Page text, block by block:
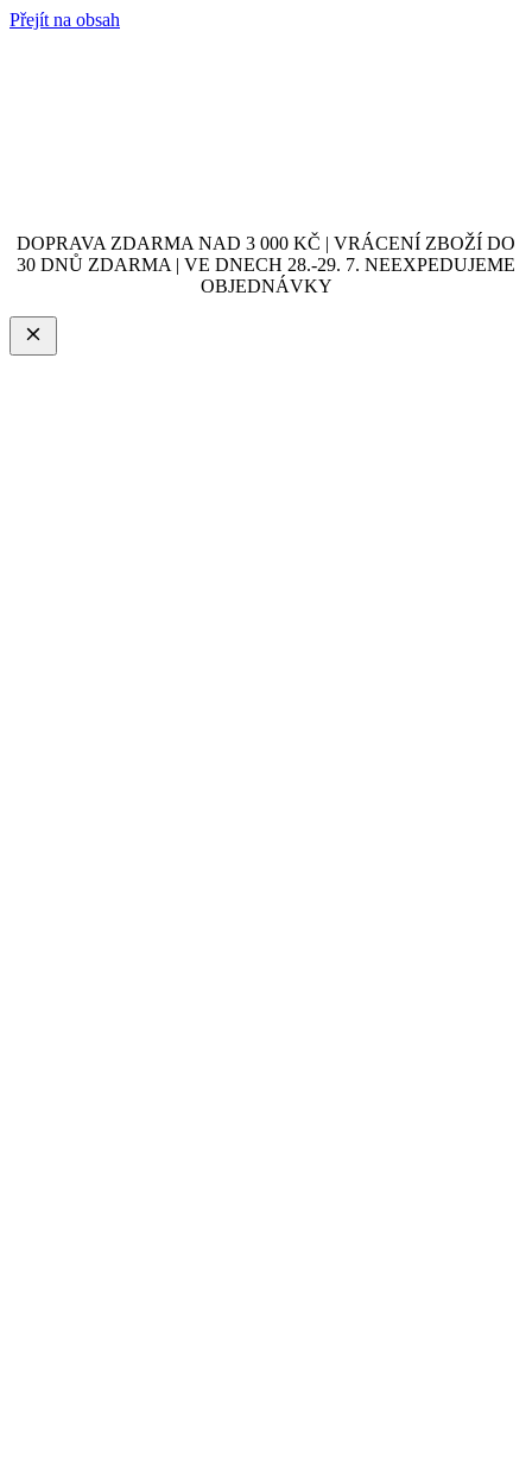
Přejít na obsah
DOPRAVA ZDARMA NAD 3 000 KČ | VRÁCENÍ ZBOŽÍ DO
30 DNŮ ZDARMA | VE DNECH 28.-29. 7. NEEXPEDUJEME
OBJEDNÁVKY